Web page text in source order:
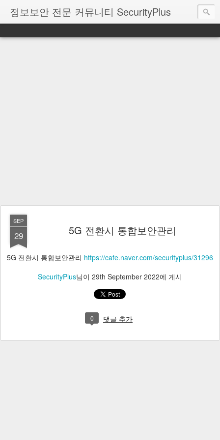
정보보안 전문 커뮤니티 SecurityPlus
SEP
29 5G 전환시 통합보안관리
5G 전환시 통합보안관리 https://cafe.naver.com/securityplus/31296
SecurityPlus님이 29th September 2022에 게시
0 댓글 추가